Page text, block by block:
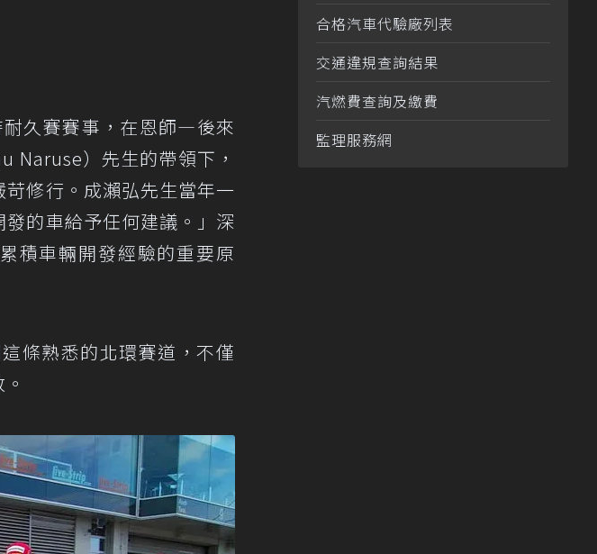
久賽賽事，在恩師—後來
Naruse）先生的帶領下，
修行。成瀨弘先生當年一
的車給予任何建議。」深
積車輛開發經驗的重要原
條熟悉的北環賽道，不僅
合格汽車代驗廠列表
交通違規查詢結果
汽燃費查詢及繳費
監理服務網